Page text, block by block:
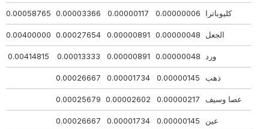
كليوباترا 0.00000006
0.00000117
0.00003366
0.00058765
الجعل 0.00000048
0.00000891
0.00027654
0.00400000
ورد 0.00000048
0.00000891
0.00013333
0.00414815
ذهب 0.00000145
0.00001734
0.00026667
عصا وسيف 0.00000217
0.00002602
0.00025679
عين 0.00000145
0.00001734
0.00026667